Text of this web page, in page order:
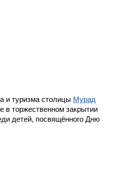
и туризма столицы Мурад
в торжественном закрытии
детей, посвящённого Дню